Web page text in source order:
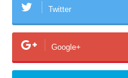
Twitter
Google+